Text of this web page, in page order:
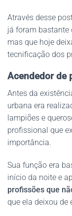
Através desse
já foram bastante
mas que hoje
tecnificação dos
Acendedor de
Antes da
urbana era
lampiões e
profissional que
importância.
Sua função era
início da noite e
profissões que
que ela deixou de